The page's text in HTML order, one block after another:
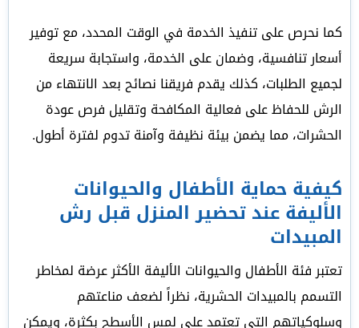
كما نحرص على تنفيذ الخدمة في الوقت المحدد، مع توفير
أسعار تنافسية، وضمان على الخدمة، واستجابة سريعة
لجميع الطلبات، كذلك يقدم فريقنا نصائح بعد الانتهاء من
الرش للحفاظ على فعالية المكافحة وتقليل فرص عودة
الحشرات، مما يضمن بيئة نظيفة وآمنة تدوم لفترة أطول.
كيفية حماية الأطفال والحيوانات
الأليفة عند تحضير المنزل قبل رش
المبيدات
تعتبر فئة الأطفال والحيوانات الأليفة الأكثر عرضة لمخاطر
التسمم بالمبيدات الحشرية، نظراً لضعف مناعتهم
وسلوكياتهم التي تعتمد على لمس الأسطح بكثرة، ويمكن